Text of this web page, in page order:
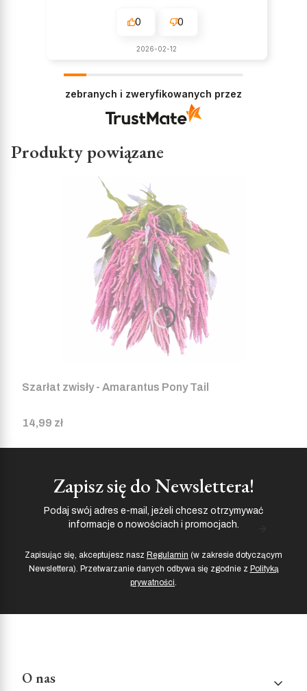
0 0
2026-02-12
zebranych i zweryfikowanych przez
Produkty powiązane
Szarłat zwisły - Amarantus Pony Tail
Cena
14,99 zł
Zapisz się do Newslettera!
Podaj swój adres e-mail, jeżeli chcesz otrzymywać
informacje o nowościach i promocjach.
Zapisując się, akceptujesz nasz Regulamin (w zakresie dotyczącym
Newslettera). Przetwarzanie danych odbywa się zgodnie z Polityką
prywatności
Linki w stopce
O nas